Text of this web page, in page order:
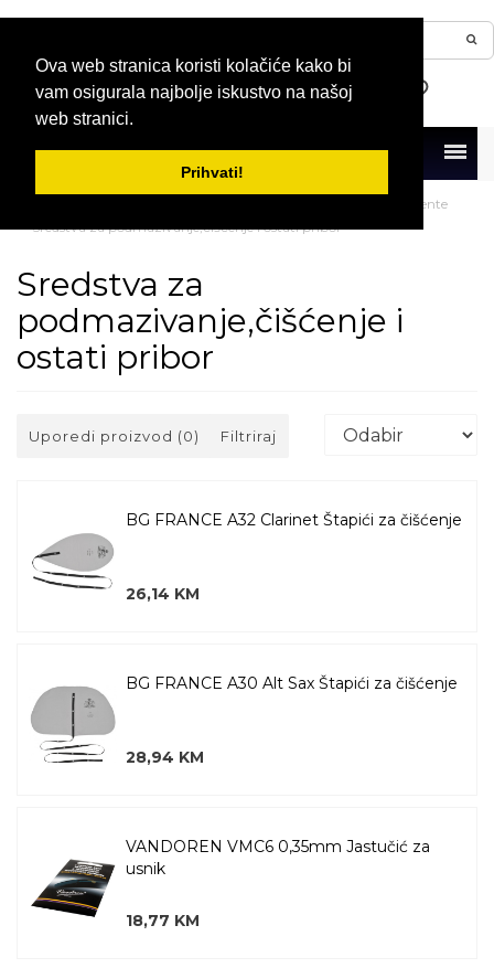
Ova web stranica koristi kolačiće kako bi
vam osigurala najbolje iskustvo na našoj
web stranici.
Prihvati!
Menu
Pribor za duvačke instrumente
Sredstva za podmazivanje,čišćenje i ostati pribor
Sredstva za
podmazivanje,čišćenje i
ostati pribor
Uporedi proizvod (0) Filtriraj
BG FRANCE A32 Clarinet Štapići za čišćenje
26,14 KM
BG FRANCE A30 Alt Sax Štapići za čišćenje
28,94 KM
VANDOREN VMC6 0,35mm Jastučić za
usnik
18,77 KM